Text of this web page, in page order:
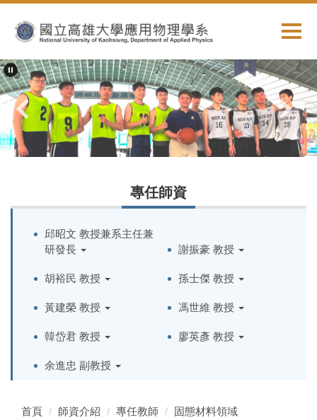
到
要
內
容
區
專任師資
邱昭文 教授兼系主任兼
研發長
謝振豪 教授
胡裕民 教授 孫士傑 教授
黃建榮 教授 馮世維 教授
韓岱君 教授 廖英彥 教授
余進忠 副教授
首頁 師資介紹 專任教師
固態材料領域